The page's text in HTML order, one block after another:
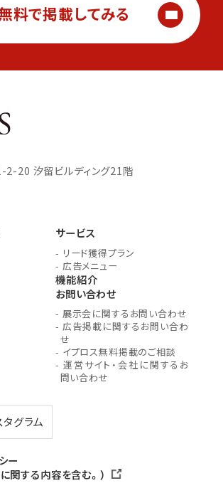
料で掲載してみる
2-20 汐留ビルディング21階
サービス
- リード獲得プラン
- 広告メニュー
機能紹介
お問い合わせ
- 展示会に関するお問い合わせ
- 広告掲載に関するお問い合わ
せ
- イプロス無料掲載のご相談
- 運営サイト・会社に関するお
問い合わせ
グラム
ー
関する内容を含む。）